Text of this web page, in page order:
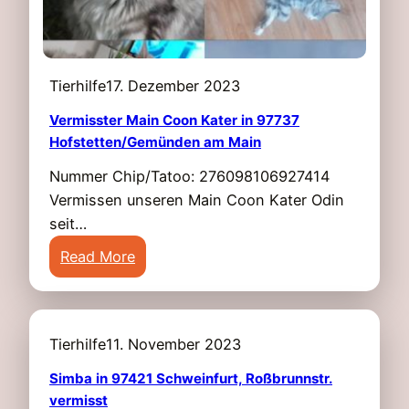
i
n
7
5
0
5
G
l
d
r
h
e
Tierhilfe17. Dezember 2023
Vermisster Main Coon Kater in 97737
Hofstetten/Gemünden am Main
Nummer Chip/Tatoo: 276098106927414
Vermissen unseren Main Coon Kater Odin
seit…
Read More:
V
m
i
Tierhilfe11. November 2023
Simba in 97421 Schweinfurt, Roßbrunnstr.
vermisst